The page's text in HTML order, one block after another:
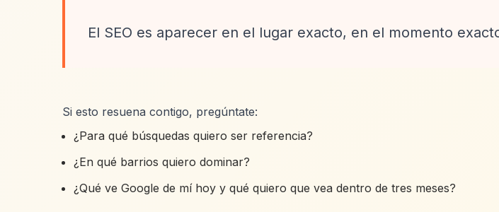
El SEO es aparecer en el lugar exacto, en el momento
Si esto resuena contigo, pregúntate:
¿Para qué búsquedas quiero ser referencia?
¿En qué barrios quiero dominar?
¿Qué ve Google de mí hoy y qué quiero que vea dentro de tres meses?